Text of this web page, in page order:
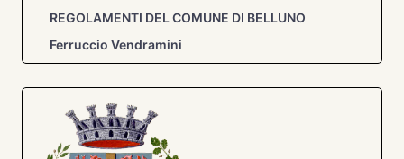
REGOLAMENTI DEL COMUNE DI BELLUNO
Ferruccio Vendramini